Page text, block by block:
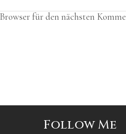
für den nächsten
Follow Me